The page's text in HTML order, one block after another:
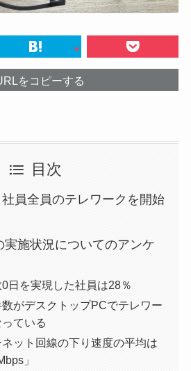
をコピーする
目次
員全員のテレワークを開始
実施状況についてのアンケ
日を実現した社員は28％
がデスクトップPCでテレワー
ている
ット回線の下り速度の平均は
」